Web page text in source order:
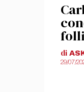
di
29/07/